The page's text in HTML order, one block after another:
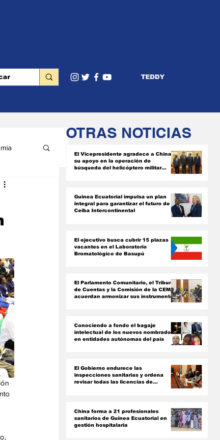
TEDDY
OTRAS NOTICIAS
El Vicepresidente agradece a China
su apoyo en la operación de
búsqueda del helicóptero militar
Guinea Ecuatorial impulsa un plan
integral para garantizar el futuro de
Ceiba Intercontinental
El ejecutivo busca cubrir 15 plazas
vacantes en el Laboratorio
Bromatológico de Basupú
El Parlamento Comunitario, el Tribunal
de Cuentas y la Comisión de la CEMAC
acuerdan armonizar sus instrumentos
Conociendo a fondo el bagaje
intelectual de los nuevos nombrados
en entidades autónomas del país ‎
El Gobierno endurece las
inspecciones sanitarias y ordena
revisar todas las licencias de
China forma a 21 profesionales
sanitarios de Guinea Ecuatorial en
gestión hospitalaria